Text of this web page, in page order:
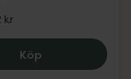
kr
KöpEco Cosmetics